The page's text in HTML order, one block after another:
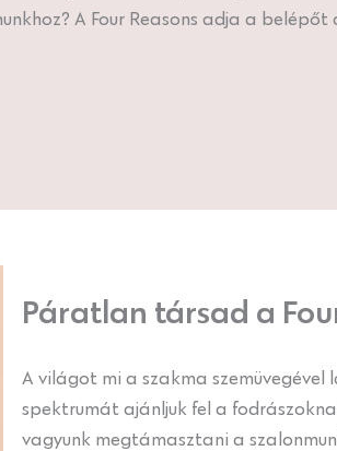
A Four Reasons adja a
Páratlan társad a
A világot mi a szakma
spektrumát ajánljuk fel a
vagyunk megtámasztani a